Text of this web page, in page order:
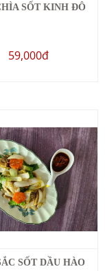
SỐT KINH ĐÔ
59,000đ
SỐT DẦU HÀO